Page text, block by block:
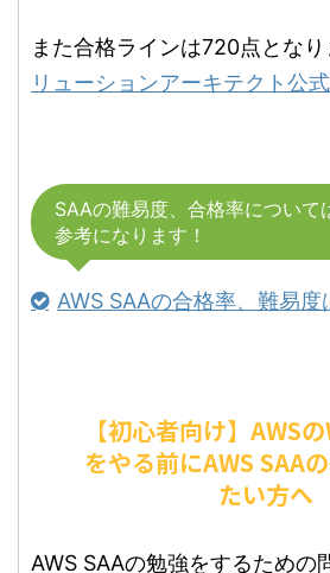
また合格ラインは720点とな
リューションアーキテクト公
SAAの難易度、合格率について
参考になります！
AWS SAAの合格率、難易度
【初心者向け】AWS
をやる前にAWS SAA
たい方へ
AWS SAAの勉強をするための